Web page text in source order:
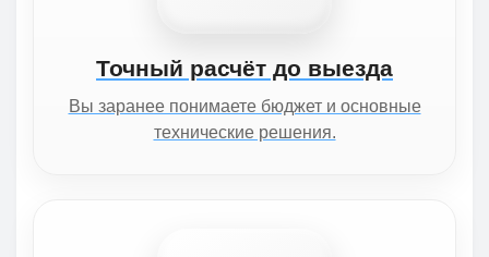
Точный расчёт до выезда
Вы заранее понимаете бюджет и основные
технические решения.